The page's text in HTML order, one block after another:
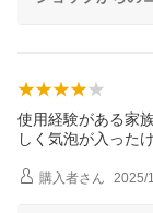
使用経験がある家
しく気泡が入った
購入者さん 2025/